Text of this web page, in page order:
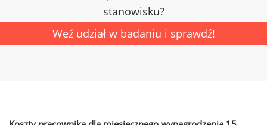
stanowisku?
Weź udział w badaniu i sprawdź!